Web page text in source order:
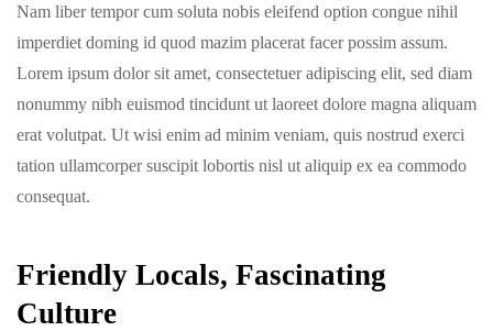
Nam liber tempor cum soluta nobis eleifend option congue nihil
imperdiet doming id quod mazim placerat facer possim assum.
Lorem ipsum dolor sit amet, consectetuer adipiscing elit, sed diam
nonummy nibh euismod tincidunt ut laoreet dolore magna aliquam
erat volutpat. Ut wisi enim ad minim veniam, quis nostrud exerci
tation ullamcorper suscipit lobortis nisl ut aliquip ex ea commodo
consequat.
Friendly Locals, Fascinating
Culture